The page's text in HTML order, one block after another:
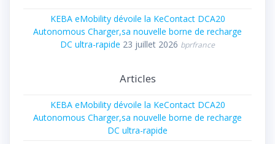
KEBA eMobility dévoile la KeContact DCA20
Autonomous Charger,sa nouvelle borne de recharge
DC ultra-rapide 23 juillet 2026 bprfrance
Articles
KEBA eMobility dévoile la KeContact DCA20
Autonomous Charger,sa nouvelle borne de recharge
DC ultra-rapide